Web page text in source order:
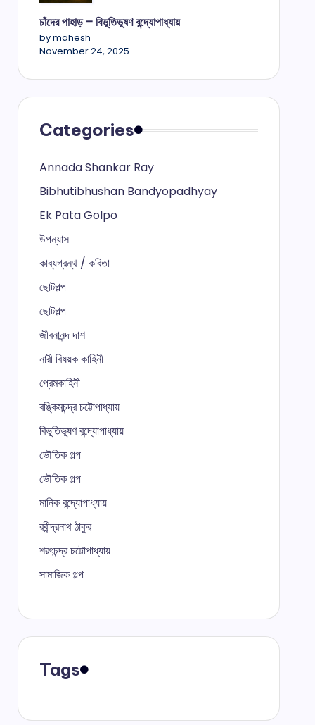
চাঁদের পাহাড় – বিভূতিভূষণ বন্দ্যোপাধ্যায়
by mahesh
November 24, 2025
Categories
Annada Shankar Ray
Bibhutibhushan Bandyopadhyay
Ek Pata Golpo
উপন্যাস
কাব্যগ্রন্থ / কবিতা
ছোটগল্প
ছোটগল্প
জীবনানন্দ দাশ
নারী বিষয়ক কাহিনী
প্রেমকাহিনী
বঙ্কিমচন্দ্র চট্টোপাধ্যায়
বিভূতিভূষণ বন্দ্যোপাধ্যায়
ভৌতিক গল্প
ভৌতিক গল্প
মানিক বন্দ্যোপাধ্যায়
রবীন্দ্রনাথ ঠাকুর
শরৎচন্দ্র চট্টোপাধ্যায়
সামাজিক গল্প
Tags